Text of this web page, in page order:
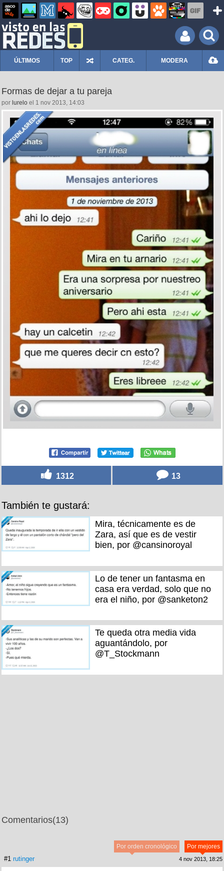
ÚLTIMOS TOP CATEG. MODERA
Formas de dejar a tu pareja
por lurelo el 1 nov 2013, 14:03
1312 13
También te gustará:
Mira, técnicamente es de
Zara, así que es de vestir
bien, por @cansinoroyal
Lo de tener un fantasma en
casa era verdad, solo que no
era el niño, por @sanketon2
Te queda otra media vida
aguantándolo, por
@T_Stockmann
Comentarios(13)
Por mejores
Por orden cronológico
#1 rutinger 4 nov 2013, 18:25